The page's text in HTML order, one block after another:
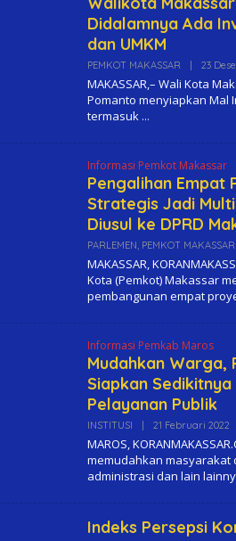
Didalamnya Ada
dan UMKM
PEMKOT MAKASSAR 23
MAKASSAR,– Wali Kota
Pomanto menyiapkan Mal
termasuk
Informasi Pemkot Makassar
Pengalihan Empat
Strategis Jadi
Diusul ke DPRD
PARLEMEN, PEMKOT MAKASSAR
MAKASSAR,
Kota (Pemkot) Makassar
pembangunan empat
Informasi Pemkab Maros
Mudahkan Warga,
Siapkan
Pelayanan Publik
INSTITUSI 21 Februari 2022
L
E
H
K
M
MAROS,
memudahkan masyarakat
administrasi dan lain
Indeks Persepsi